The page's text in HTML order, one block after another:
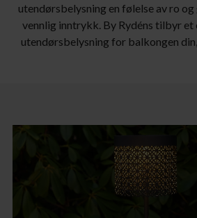
utendørsbelysning en følelse av ro
vennlig inntrykk. By Rydéns tilbyr
utendørsbelysning for balkongen